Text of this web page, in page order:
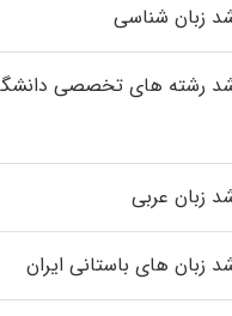
زبان شناسی
رﺷﺘﻪ ﻫﺎی تخصصی
زبان عربی
زبان‌ های باستانی ایران